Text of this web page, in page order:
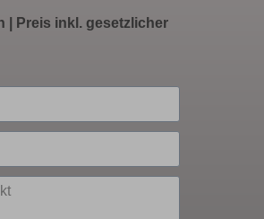
| Preis inkl. gesetzlicher